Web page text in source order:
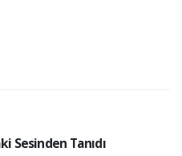
Sesinden Tanıdı